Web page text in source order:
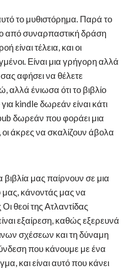
το μυθιστόρημα. Παρά το
από συναρπαστική δράση
είναι τέλεια, και οι
Είναι μια γρήγορη αλλά
αφήσει να θέλετε
αλλά ένιωσα ότι το βιβλίο
kindle δωρεάν είναι κάτι
δωρεάν που φοράει μια
άκρες να σκαλίζουν άβολα
μας παίρνουν σε μια
μας, κάνοντάς μας να
θεοί της Ατλαντίδας
εξαίρεση, καθώς εξερευνά
σχέσεων και τη δύναμη
που κάνουμε με ένα
και είναι αυτό που κάνει